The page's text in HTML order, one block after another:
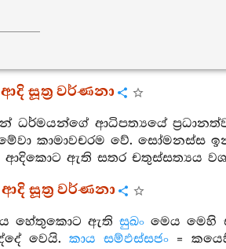
සූත්‍ර වර්ණනා
ආධිපත්‍යයේ
කාමාවචරම වේ. සෝමනස්ස
ආදිකොට ඇති සතර චතුස්සත්‍යය
ආදි සූත්‍ර වර්ණනා
හේතුකොට ඇතිසුඛං මෙය මෙහි
වෙයි.කාය සම්ඵස්සජං =